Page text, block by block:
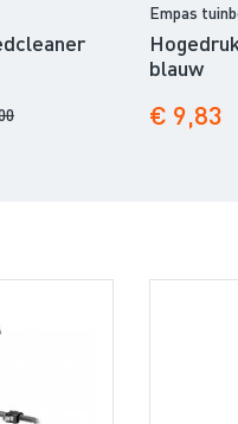
Empas
blauw
€ 9,83